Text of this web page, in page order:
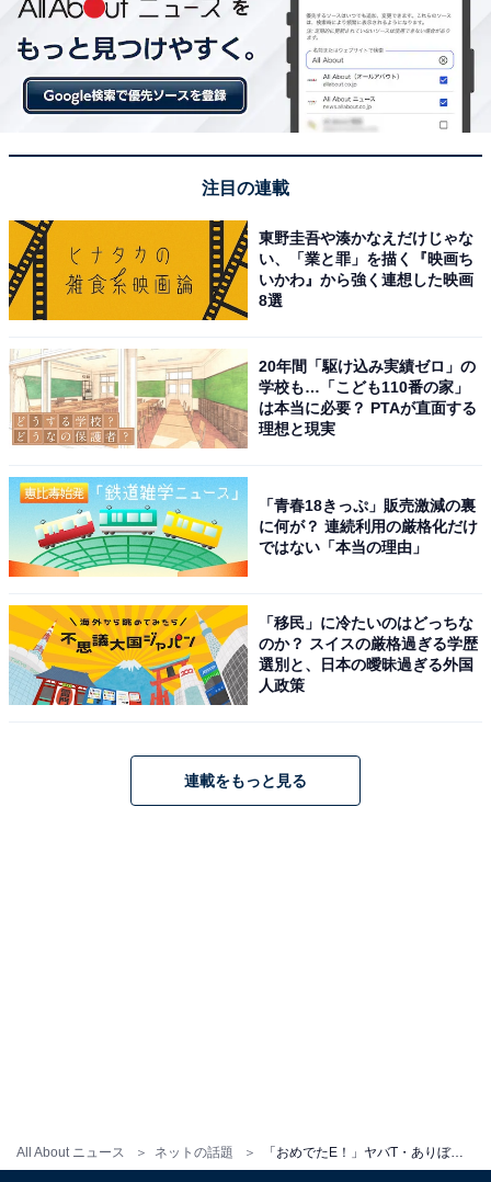
All About ニュース ネットの話題 「おめでたE！」ヤバT・ありぼぼ、どんぐりたけしとの結婚記念日ショット公開！ 「末永くお幸せに…」
注目の連載
東野圭吾や湊かなえだけじゃな
い、「業と罪」を描く『映画ち
いかわ』から強く連想した映画
8選
20年間「駆け込み実績ゼロ」の
学校も…「こども110番の家」
は本当に必要？ PTAが直面する
理想と現実
「青春18きっぷ」販売激減の裏
に何が？ 連続利用の厳格化だけ
ではない「本当の理由」
「移民」に冷たいのはどっちな
のか？ スイスの厳格過ぎる学歴
選別と、日本の曖昧過ぎる外国
人政策
連載をもっと見る